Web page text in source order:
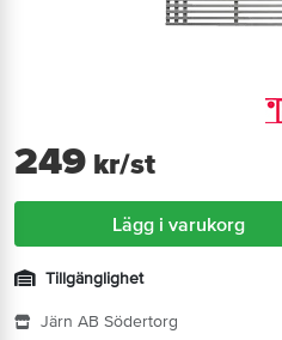
249 kr/st
Lägg i varukorg
Tillgänglighet
Järn AB Södertorg